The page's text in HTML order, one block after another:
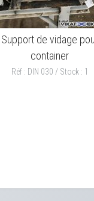
Support de vidage
container
Réf : DIN 030 / Stock : 1